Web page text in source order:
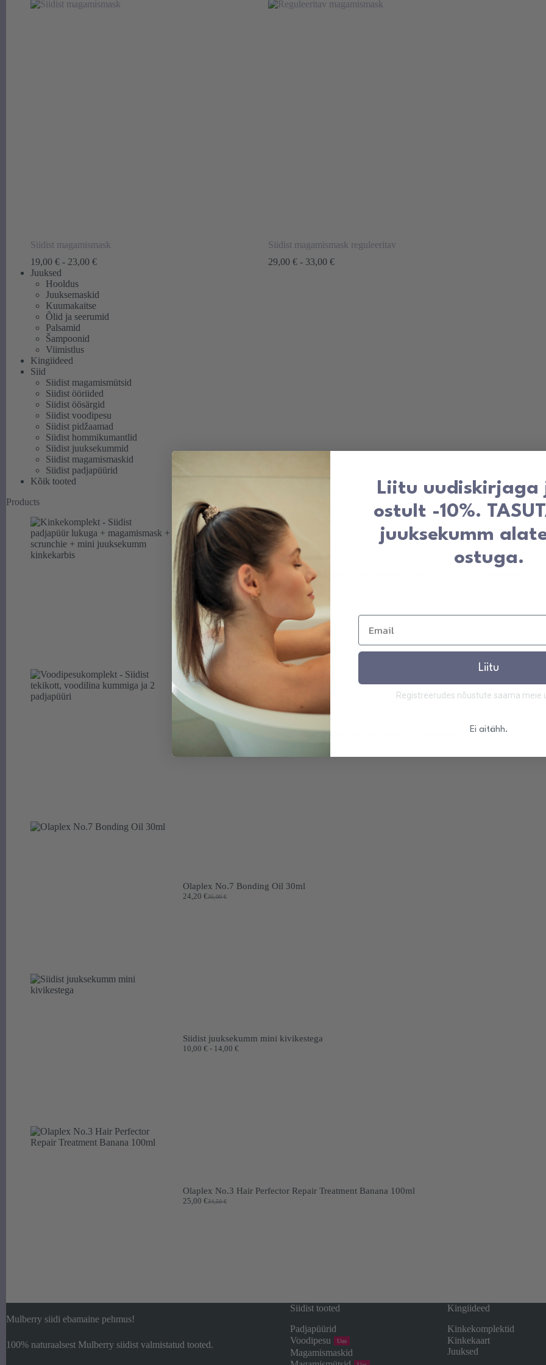
Siidist magamismask
19,00 € - 23,00 €Hinnavahemik:
23,00 €
Siidist magamismask reguleeritav
29,00 € - 33,00 €Hinnavahemik:
Juuksed
Hooldus
Juuksemaskid
Kuumakaitse
Õlid ja seerumid
Palsamid
Šampoonid
Viimistlus
Kingiideed
Siid
Siidist magamismütsid
Siidist ööriided
Siidist öösärgid
Siidist voodipesu
Siidist pidžaamad
Siidist hommikumantlid
Siidist juuksekummid
Siidist magamismaskid
Siidist padjapüürid
Kõik tooted
Products
Kinkekomplekt - Siidist padjapüür lukuga + magamismask + scrunchie + mini juuksekumm
5.00/ 5
94,90
123,90€ Hinnavahemik:
94,90 €
kuni
Voodipesukomplekt - Siidist tekikott, voodilina kummiga ja 2 padjapüüri
826,00
Olaplex No.7 Bonding Oil 30ml
35,00€
Algne
24,20 €Praegune
Siidist juuksekumm mini kivikestega
10,00 € - 14,00 €Hinnavahemik:
Olaplex No.3 Hair Perfector Repair Treatment Banana 100ml
34,50€
Algne
25,00 €
Praegune
Mulberry siidi ebamaine pehmus!
100% naturaalsest Mulberry siidist valmistatud tooted.
Siidist tooted
Padjapüürid
Voodipesu
Uus
Magamismaskid
Kingiideed
Kinkekomplektid
Kinkekaart
Juuksed
Liitu uudiskirjaga
ostult -10%.
juuksekumm
ostuga.
Liitu
Registreerudes nõustute saama meie
Ei aitähh.